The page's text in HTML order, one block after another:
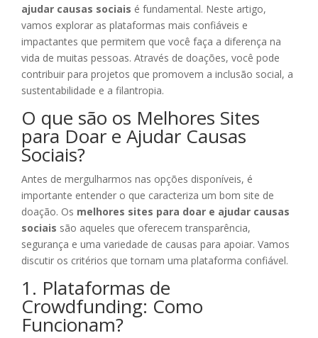
ajudar causas sociais é fundamental. Neste artigo,
vamos explorar as plataformas mais confiáveis e
impactantes que permitem que você faça a diferença na
vida de muitas pessoas. Através de doações, você pode
contribuir para projetos que promovem a inclusão social, a
sustentabilidade e a filantropia.
O que são os Melhores Sites
para Doar e Ajudar Causas
Sociais?
Antes de mergulharmos nas opções disponíveis, é
importante entender o que caracteriza um bom site de
doação. Os melhores sites para doar e ajudar causas
sociais são aqueles que oferecem transparência,
segurança e uma variedade de causas para apoiar. Vamos
discutir os critérios que tornam uma plataforma confiável.
1. Plataformas de
Crowdfunding: Como
Funcionam?